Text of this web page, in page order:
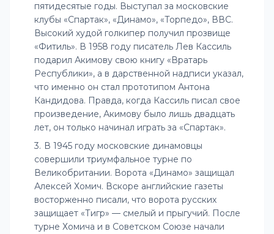
пятидесятые годы. Выступал за московские
клубы «Спартак», «Динамо», «Торпедо», ВВС.
Высокий худой голкипер получил прозвище
«Фитиль». В 1958 году писатель Лев Кассиль
подарил Акимову свою книгу «Вратарь
Республики», а в дарственной надписи указал,
что именно он стал прототипом Антона
Кандидова. Правда, когда Кассиль писал свое
произведение, Акимову было лишь двадцать
лет, он только начинал играть за «Спартак».
В 1945 году московские динамовцы
совершили триумфальное турне по
Великобритании. Ворота «Динамо» защищал
Алексей Хомич. Вскоре английские газеты
восторженно писали, что ворота русских
защищает «Тигр» — смелый и прыгучий. После
турне Хомича и в Советском Союзе начали